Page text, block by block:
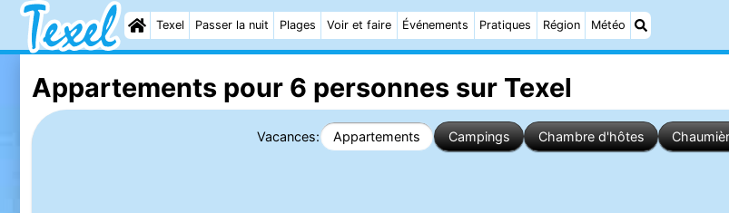
Texel Passer la nuit Plages Voir et faire Événements Pratiques Région Météo
Appartements pour 6 personnes sur Texel
Vacances: Appartements Campings Chambre d'hôtes